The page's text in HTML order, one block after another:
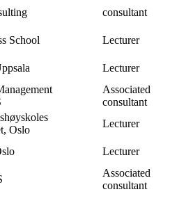
consultant
School
Lecturer
Lecturer
Associated
consultant
Oslo
Lecturer
Lecturer
Associated
consultant